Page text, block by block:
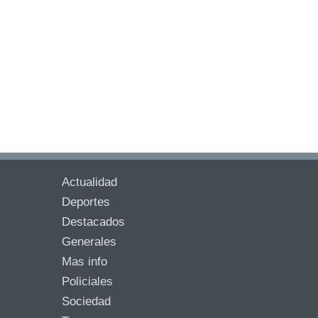
Actualidad
Deportes
Destacados
Generales
Mas info
Policiales
Sociedad